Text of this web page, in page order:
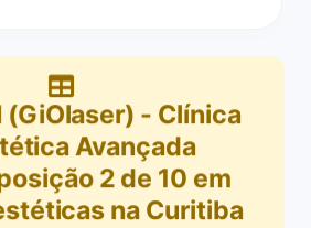
(GiOlaser) - Clínica
Avançada
2 de 10 em
na Curitiba